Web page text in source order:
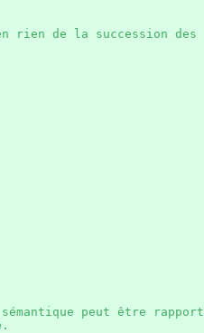
de la succession des
peut être